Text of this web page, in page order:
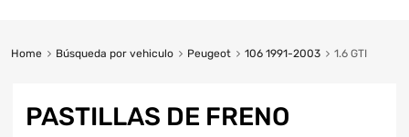
Home Búsqueda por vehiculo Peugeot 106 1991-2003 1.6 GTI
PASTILLAS DE FRENO